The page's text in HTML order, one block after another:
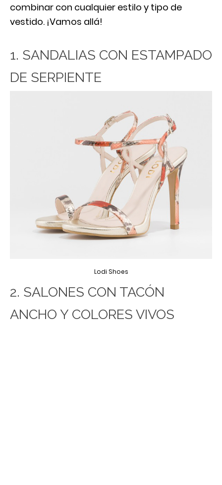
combinar con cualquier estilo y tipo de
vestido. ¡Vamos allá!
1. SANDALIAS CON ESTAMPADO
DE SERPIENTE
Lodi Shoes
2. SALONES CON TACÓN
ANCHO Y COLORES VIVOS